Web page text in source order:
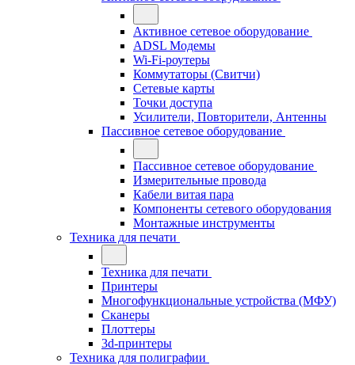
Активное сетевое оборудование
ADSL Модемы
Wi-Fi-роутеры
Коммутаторы (Свитчи)
Сетевые карты
Точки доступа
Усилители, Повторители, Антенны
Пассивное сетевое оборудование
Пассивное сетевое оборудование
Измерительные провода
Кабели витая пара
Компоненты сетевого оборудования
Монтажные инструменты
Техника для печати
Техника для печати
Принтеры
Многофункциональные устройства (МФУ)
Сканеры
Плоттеры
3d-принтеры
Техника для полиграфии